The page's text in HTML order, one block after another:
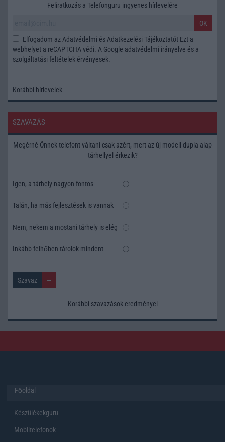
Feliratkozás a Telefonguru ingyenes hírlevelére
OK
Elfogadom az Adatvédelmi és Adatkezelési Tájékoztatót Ezt a
webhelyet a reCAPTCHA védi. A Google adatvédelmi irányelve és a
szolgáltatási feltételek érvényesek.
Korábbi hírlevelek
SZAVAZÁS
Megérné Önnek telefont váltani csak azért, mert az új modell dupla alap
tárhellyel érkezik?
Igen, a tárhely nagyon fontos
Talán, ha más fejlesztések is vannak
Nem, nekem a mostani tárhely is elég
Inkább felhőben tárolok mindent
Korábbi szavazások eredményei
Főoldal
Készülékekguru
Mobiltelefonok